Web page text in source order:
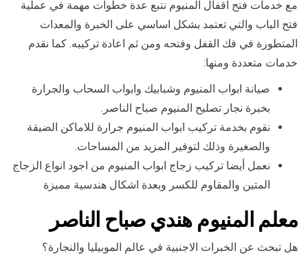
مع خدمات فتح اقفال المنيوم نتبع عدة خطوات مهمة في عملية
فتح الباب والتي تعتمد بشكل اساسي على الخبرة والمعدات
المتطورة في فك القفل وفتحه ومن ثم اعادة تركيبه. كما نقدم
خدمات متعددة ومنها:
صيانة ابواب المنيوم وشبابيك وابواب السحاب والجرارة
بخبرة نجار تصليح المنيوم صباح الناصر.
نقوم بخدمة تركيب ابواب المنيوم جرارة للاماكن الضيقة
والصغيرة وذلك لتوفير المزيد من المساحات.
نعمل أيضا تركيب زجاج ابواب المنيوم من اجود انواع الزجاج
المتين والمقاوم للكسر وبعدة اشكال هندسية مميزة
معلم المنيوم هندي صباح الناصر
هل تبحث عن الخبرات الاجنبية في عالم الموبيليا والنجارة؟